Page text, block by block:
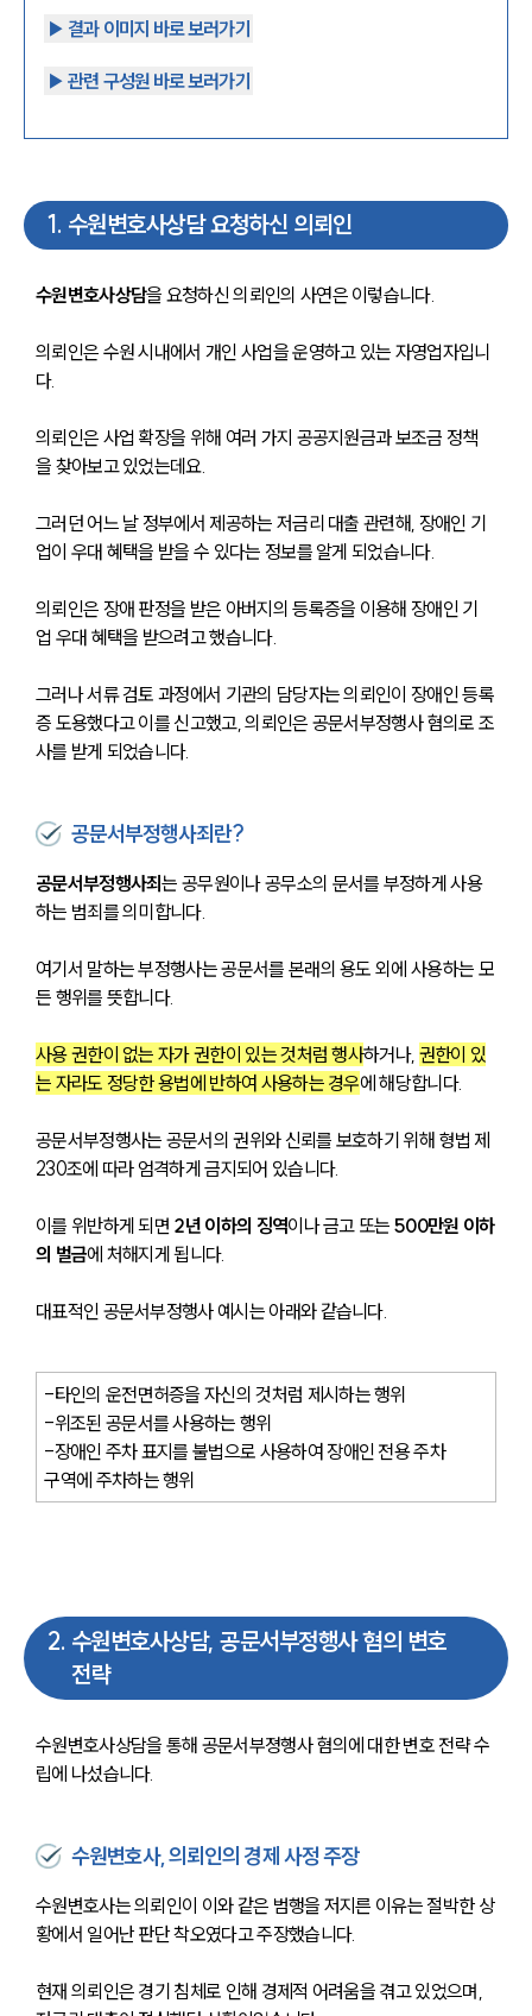
▶︎ 결과 이미지 바로 보러가기
▶︎ 관련 구성원 바로 보러가기
1 . 수원변호사상담 요청하신 의뢰인
수원변호사상담을 요청하신 의뢰인의 사연은 이렇습니다.
의뢰인은 수원 시내에서 개인 사업을 운영하고 있는 자영업자입니
다.
의뢰인은 사업 확장을 위해 여러 가지 공공지원금과 보조금 정책
을 찾아보고 있었는데요.
그러던 어느 날 정부에서 제공하는 저금리 대출 관련해, 장애인 기
업이 우대 혜택을 받을 수 있다는 정보를 알게 되었습니다.
의뢰인은 장애 판정을 받은 아버지의 등록증을 이용해 장애인 기
업 우대 혜택을 받으려고 했습니다.
그러나 서류 검토 과정에서 기관의 담당자는 의뢰인이 장애인 등록
증 도용했다고 이를 신고했고, 의뢰인은 공문서부정행사 혐의로 조
사를 받게 되었습니다.
공문서부정행사죄란?
공문서부정행사죄는 공무원이나 공무소의 문서를 부정하게 사용
하는 범죄를 의미합니다.
여기서 말하는 부정행사는 공문서를 본래의 용도 외에 사용하는 모
든 행위를 뜻합니다.
사용 권한이 없는 자가 권한이 있는 것처럼 행사하거나, 권한이 있
는 자라도 정당한 용법에 반하여 사용하는 경우에 해당합니다.
공문서부정행사는 공문서의 권위와 신뢰를 보호하기 위해 형법 제
230조에 따라 엄격하게 금지되어 있습니다.
이를 위반하게 되면 2년 이하의 징역이나 금고 또는 500만원 이하
의 벌금에 처해지게 됩니다.
대표적인 공문서부정행사 예시는 아래와 같습니다.
-타인의 운전면허증을 자신의 것처럼 제시하는 행위
-위조된 공문서를 사용하는 행위
-장애인 주차 표지를 불법으로 사용하여 장애인 전용 주차
구역에 주차하는 행위
2. 수원변호사상담, 공문서부정행사 혐의 변호
전략
수원변호사상담을 통해 공문서부졍행사 혐의에 대한 변호 전략 수
립에 나섰습니다.
수원변호사, 의뢰인의 경제 사정 주장
수원변호사는 의뢰인이 이와 같은 범행을 저지른 이유는 절박한 상
황에서 일어난 판단 착오였다고 주장했습니다.
현재 의뢰인은 경기 침체로 인해 경제적 어려움을 겪고 있었으며,